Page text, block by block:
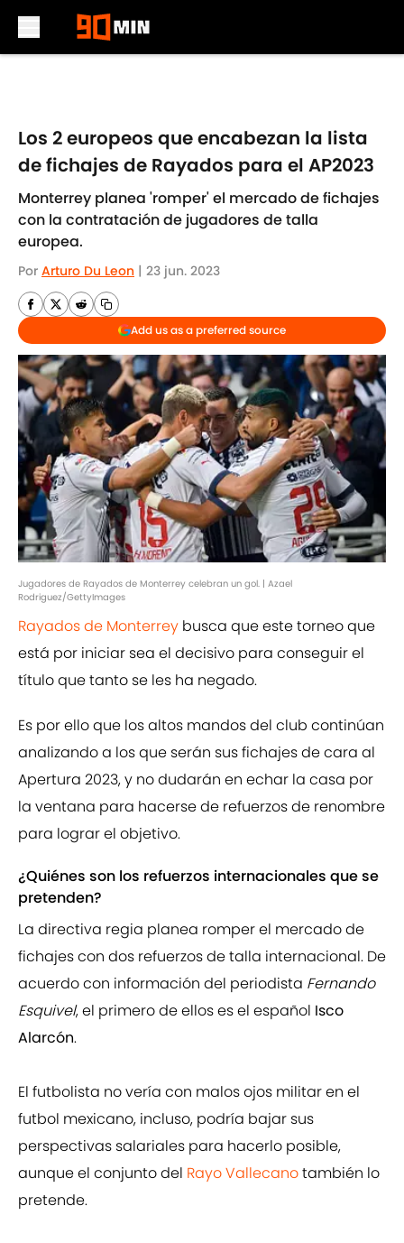
Los 2 europeos que encabezan la lista
de fichajes de Rayados para el AP2023
Monterrey planea 'romper' el mercado de fichajes
con la contratación de jugadores de talla
europea.
Por Arturo Du Leon | 23 jun. 2023
Add us as a preferred source
Jugadores de Rayados de Monterrey celebran un gol. | Azael
Rodriguez/GettyImages
Rayados de Monterrey busca que este torneo que
está por iniciar sea el decisivo para conseguir el
título que tanto se les ha negado.
Es por ello que los altos mandos del club continúan
analizando a los que serán sus fichajes de cara al
Apertura 2023, y no dudarán en echar la casa por
la ventana para hacerse de refuerzos de renombre
para lograr el objetivo.
¿Quiénes son los refuerzos internacionales que se
pretenden?
La directiva regia planea romper el mercado de
fichajes con dos refuerzos de talla internacional. De
acuerdo con información del periodista Fernando
Esquivel, el primero de ellos es el español Isco
Alarcón.
El futbolista no vería con malos ojos militar en el
futbol mexicano, incluso, podría bajar sus
perspectivas salariales para hacerlo posible,
aunque el conjunto del Rayo Vallecanotambién lo
pretende.